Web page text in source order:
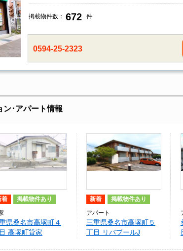
掲載物件数： 672 件
0594-25-2323
ン･アパート情報
着 掲載物件あり
県桑名市高塚町４
高塚町貸家
新着 掲載物件あり
アパート
三重県桑名市高塚町５
丁目 リバプールJ